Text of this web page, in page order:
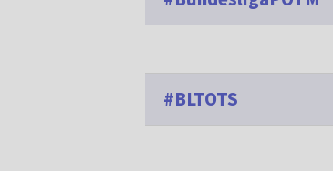
#BLTOTS